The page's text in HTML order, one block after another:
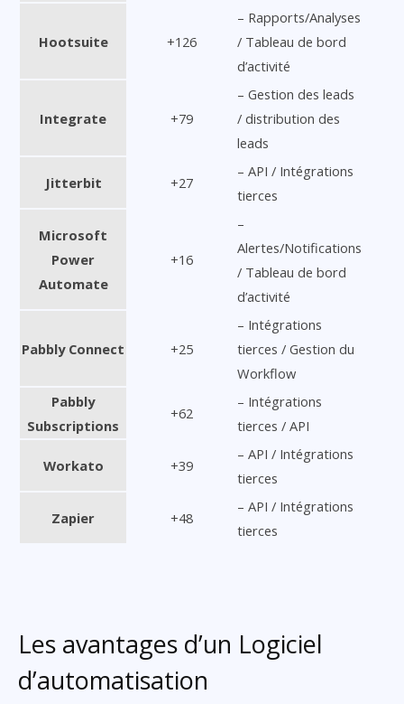
Hootsuite +126
– Rapports/Analyses
/ Tableau de bord
d’activité
Integrate +79
– Gestion des leads
/ distribution des
leads
Jitterbit +27
– API / Intégrations
tierces
Microsoft
Power
Automate
+16
–
Alertes/Notifications
/ Tableau de bord
d’activité
Pabbly Connect +25
– Intégrations
tierces / Gestion du
Workflow
Pabbly
Subscriptions
+62
– Intégrations
tierces / API
Workato +39
– API / Intégrations
tierces
Zapier +48
– API / Intégrations
tierces
Les avantages d’un Logiciel
d’automatisation